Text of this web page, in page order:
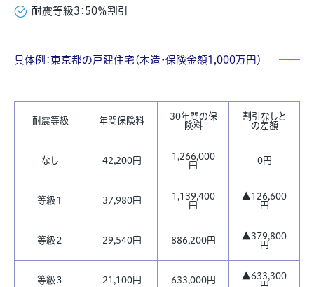
耐震等級3：50％割引
具体例：東京都の戸建住宅（木造・保険金額1,000万円）
耐震等級 年間保険料
30年間の保
険料
割引なしと
の差額
なし 42,200円
1,266,000
円
0円
等級１ 37,980円
1,139,400
円
▲126,600
円
等級２ 29,540円 886,200円
▲379,800
円
等級３ 21,100円 633,000円
▲633,300